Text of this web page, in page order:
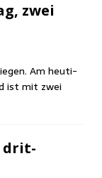
zwei
Am heu­ti­
ist mit zwei
drit­